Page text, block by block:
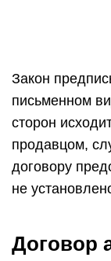
Закон
письменном
сторон
продавцом,
договору
не
Договор